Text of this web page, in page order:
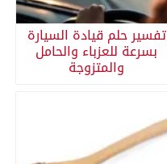
تفسير حلم قيادة السيارة
بسرعة للعزباء والحامل
والمتزوجة